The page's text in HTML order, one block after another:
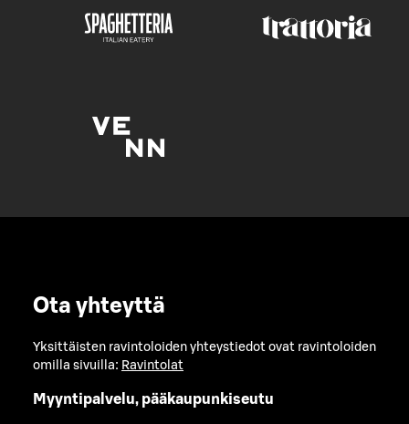
Ota yhteyttä
Yksittäisten ravintoloiden yhteystiedot ovat ravintoloiden
omilla sivuilla: Ravintolat
Myyntipalvelu, pääkaupunkiseutu